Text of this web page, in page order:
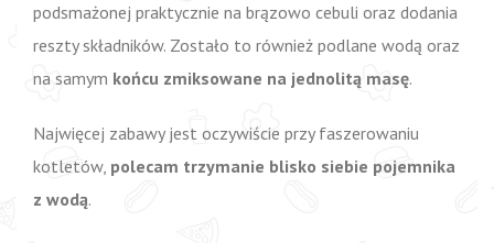
podsmażonej praktycznie na brązowo cebuli oraz dodania
reszty składników. Zostało to również podlane wodą oraz
na samym końcu zmiksowane na jednolitą masę.
Najwięcej zabawy jest oczywiście przy faszerowaniu
kotletów, polecam trzymanie blisko siebie pojemnika
z wodą.